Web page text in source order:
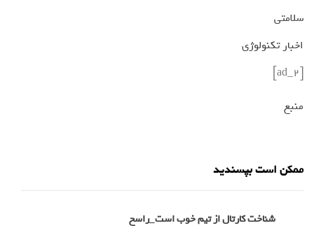
سلامتی
اخبار تکنولوژی
[ad_2]
منبع
ممکن است بپسندید
شناخت کارتال از تیم خوب است_راسخ